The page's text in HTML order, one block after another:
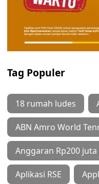
Tag Populer
18 rumah ludes
ABN Amro World
Anggaran Rp200 juta
Aplikasi RSE